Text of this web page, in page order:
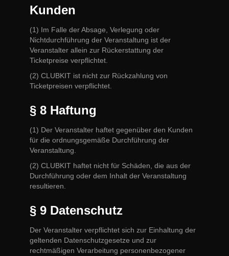
Kunden
(1) Im Falle der Absage, Verlegung oder
Nichtdurchführung der Veranstaltung ist der
Veranstalter allein zur Rückerstattung der
Ticketpreise verpflichtet.
(2) CLUBKIT ist nicht zur Rückzahlung von
Ticketpreisen verpflichtet.
§ 8 Haftung
(1) Der Veranstalter haftet gegenüber den Kunden
für die ordnungsgemäße Durchführung der
Veranstaltung.
(2) CLUBKIT haftet nicht für Schäden, die aus der
Durchführung oder dem Inhalt der Veranstaltung
resultieren.
§ 9 Datenschutz
Der Veranstalter verpflichtet sich zur Einhaltung der
geltenden Datenschutzgesetze und zur
rechtmäßigen Verarbeitung personenbezogener